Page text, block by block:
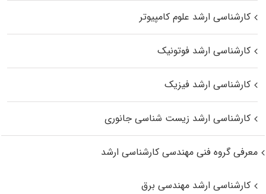
کارشناسی ارشد علوم کامپیوتر
کارشناسی ارشد فوتونیک
کارشناسی ارشد فیزیک
کارشناسی ارشد زیست‌ شناسی جانوری
معرفی گروه فنی مهندسی کارشناسی ارشد
کارشناسی ارشد مهندسی برق